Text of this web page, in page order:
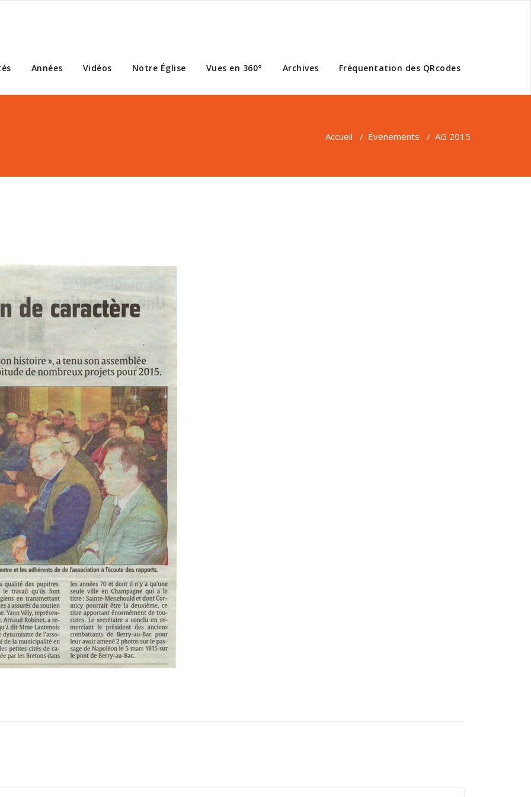
Années Vidéos Notre Église Vues en 360° Archives Fréquentation des QRcodes
Accueil / Évenements / AG 2015